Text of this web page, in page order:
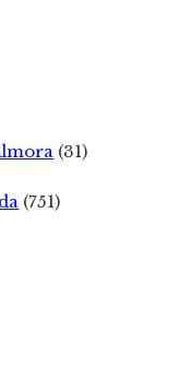
(31)
(751)